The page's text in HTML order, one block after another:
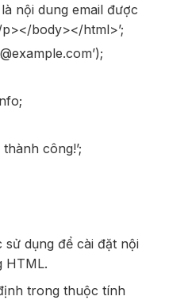
nội dung email được
body></html>’;
công!’;
dụng để cài đặt nội
HTML.
trong thuộc tính